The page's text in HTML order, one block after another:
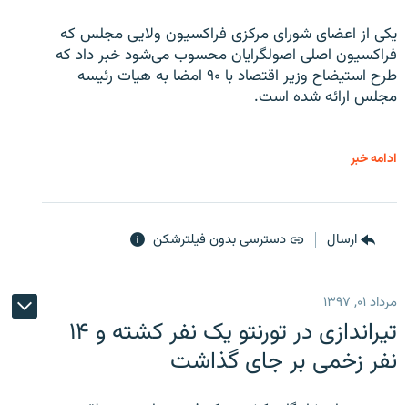
یکی از اعضای شورای مرکزی فراکسیون ولایی مجلس که
فراکسیون اصلی اصولگرایان محسوب می‌شود خبر داد که
طرح استیضاح وزیر اقتصاد با ۹۰ امضا به هیات رئیسه
مجلس ارائه شده است.
ادامه خبر
ارسال دسترسی بدون فیلترشکن
مرداد ۰۱, ۱۳۹۷
تیراندازی در تورنتو یک نفر کشته و ۱۴
نفر زخمی بر جای گذاشت